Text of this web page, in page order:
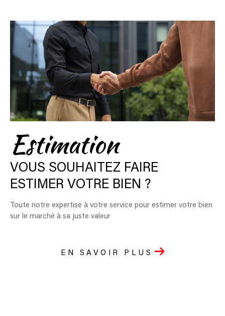
Estimation
VOUS SOUHAITEZ FAIRE
ESTIMER VOTRE BIEN ?
Toute notre expertise à votre service pour estimer votre bien
sur le marché à sa juste valeur
EN SAVOIR PLUS